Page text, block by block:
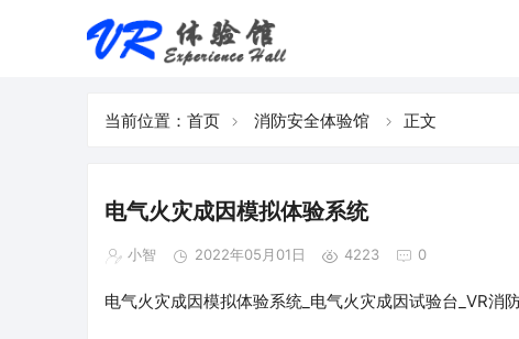
当前位置： 首页 消防安全体验馆 正文
电气火灾成因模拟体验系统
小智 2022年05月01日 4223 0
电气火灾成因模拟体验系统_电气火灾成因试验台_VR消